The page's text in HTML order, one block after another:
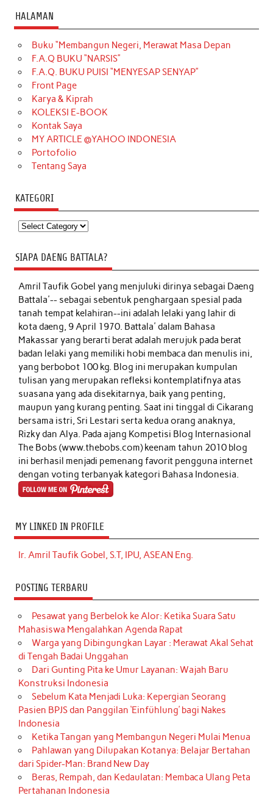
HALAMAN
Buku “Membangun Negeri, Merawat Masa Depan
F.A.Q BUKU “NARSIS”
F.A.Q. BUKU PUISI “MENYESAP SENYAP”
Front Page
Karya & Kiprah
KOLEKSI E-BOOK
Kontak Saya
MY ARTICLE @YAHOO INDONESIA
Portofolio
Tentang Saya
KATEGORI
Kategori
SIAPA DAENG BATTALA?
Amril Taufik Gobelyang menjuluki dirinya sebagai Daeng
Battala'-- sebagai sebentuk penghargaan spesial pada
tanah tempat kelahiran--ini adalah lelaki yang lahir di
kota daeng, 9 April 1970. Battala' dalam Bahasa
Makassar yang berarti berat adalah merujuk pada berat
badan lelaki yang memiliki hobi membaca dan menulis ini,
yang berbobot 100 kg. Blog ini merupakan kumpulan
tulisan yang merupakan refleksi kontemplatifnya atas
suasana yang ada disekitarnya, baik yang penting,
maupun yang kurang penting. Saat ini tinggal di Cikarang
bersama istri, Sri Lestari serta kedua orang anaknya,
Rizky dan Alya. Pada ajang Kompetisi Blog Internasional
The Bobs (www.thebobs.com) keenam tahun 2010 blog
ini berhasil menjadi pemenang favorit pengguna internet
dengan voting terbanyak kategori Bahasa Indonesia.
MY LINKED IN PROFILE
Ir. Amril Taufik Gobel, S.T, IPU, ASEAN Eng.
POSTING TERBARU
Pesawat yang Berbelok ke Alor: Ketika Suara Satu
Mahasiswa Mengalahkan Agenda Rapat
Warga yang Dibingungkan Layar : Merawat Akal Sehat
di Tengah Badai Unggahan
Dari Gunting Pita ke Umur Layanan: Wajah Baru
Konstruksi Indonesia
Sebelum Kata Menjadi Luka: Kepergian Seorang
Pasien BPJS dan Panggilan ‘Einfühlung’ bagi Nakes
Indonesia
Ketika Tangan yang Membangun Negeri Mulai Menua
Pahlawan yang Dilupakan Kotanya: Belajar Bertahan
dari Spider-Man: Brand New Day
Beras, Rempah, dan Kedaulatan: Membaca Ulang Peta
Pertahanan Indonesia